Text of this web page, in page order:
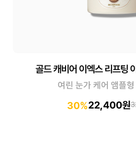
골드 캐비어 이엑스 리프팅
여린 눈가 케어 앰플
30%22,400원